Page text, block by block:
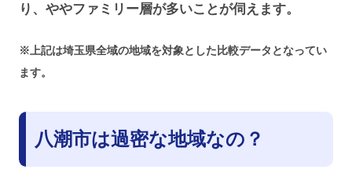
り、ややファミリー層が多いことが伺えます。
※上記は埼玉県全域の地域を対象とした比較データとなってい
ます。
八潮市は過密な地域なの？